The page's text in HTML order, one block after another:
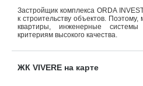
Застройщик комплекса ORDA
к строительству объектов.
квартиры, инженерные системы
критериям высокого качества.
ЖК VIVERE на карте